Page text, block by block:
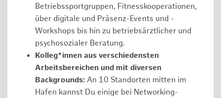
Betriebssportgruppen, Fitnesskooperationen,
über digitale und Präsenz-Events und -
Workshops bis hin zu betriebsärztlicher und
psychosozialer Beratung.
Kolleg*innen aus verschiedensten
Arbeitsbereichen und mit diversen
Backgrounds: An 10 Standorten mitten im
Hafen kannst Du einige bei Networking-